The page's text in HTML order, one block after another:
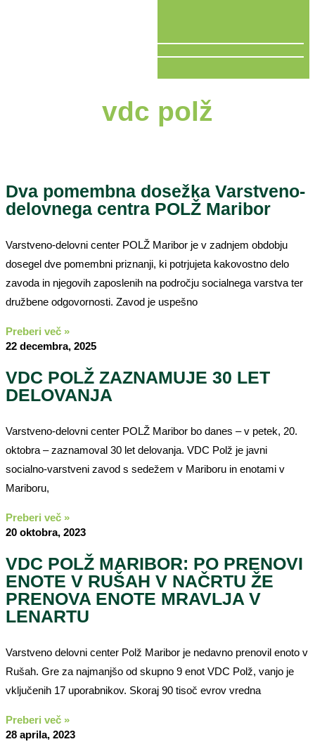
vdc polž
Dva pomembna dosežka Varstveno-
delovnega centra POLŽ Maribor
Varstveno-delovni center POLŽ Maribor je v zadnjem obdobju
dosegel dve pomembni priznanji, ki potrjujeta kakovostno delo
zavoda in njegovih zaposlenih na področju socialnega varstva ter
družbene odgovornosti. Zavod je uspešno
Preberi več »
22 decembra, 2025
VDC POLŽ ZAZNAMUJE 30 LET
DELOVANJA
Varstveno-delovni center POLŽ Maribor bo danes – v petek, 20.
oktobra – zaznamoval 30 let delovanja. VDC Polž je javni
socialno-varstveni zavod s sedežem v Mariboru in enotami v
Mariboru,
Preberi več »
20 oktobra, 2023
VDC POLŽ MARIBOR: PO PRENOVI
ENOTE V RUŠAH V NAČRTU ŽE
PRENOVA ENOTE MRAVLJA V
LENARTU
Varstveno delovni center Polž Maribor je nedavno prenovil enoto v
Rušah. Gre za najmanjšo od skupno 9 enot VDC Polž, vanjo je
vključenih 17 uporabnikov. Skoraj 90 tisoč evrov vredna
Preberi več »
28 aprila, 2023